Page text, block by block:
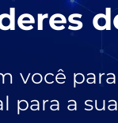
você
para a